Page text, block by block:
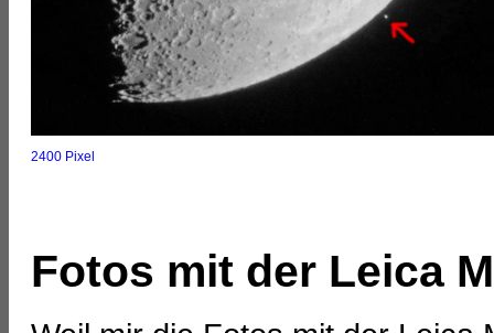
2400 Pixel
Fotos mit der Leica